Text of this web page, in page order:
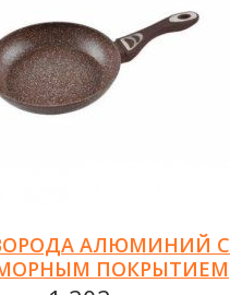
АЛЮМИНИЙ С
ПОКРЫТИЕМ